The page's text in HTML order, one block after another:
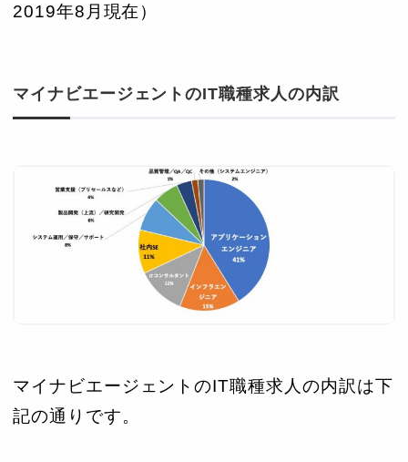
2019年8月現在）
マイナビエージェントのIT職種求人の内訳
マイナビエージェントのIT職種求人の内訳は下
記の通りです。